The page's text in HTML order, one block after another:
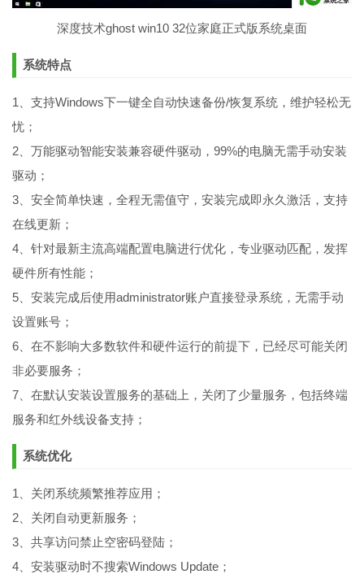
深度技术ghost win10 32位家庭正式版系统桌面
系统特点
1、支持Windows下一键全自动快速备份/恢复系统，维护轻松无
忧；
2、万能驱动智能安装兼容硬件驱动，99%的电脑无需手动安装
驱动；
3、安全简单快速，全程无需值守，安装完成即永久激活，支持
在线更新；
4、针对最新主流高端配置电脑进行优化，专业驱动匹配，发挥
硬件所有性能；
5、安装完成后使用administrator账户直接登录系统，无需手动
设置账号；
6、在不影响大多数软件和硬件运行的前提下，已经尽可能关闭
非必要服务；
7、在默认安装设置服务的基础上，关闭了少量服务，包括终端
服务和红外线设备支持；
系统优化
1、关闭系统频繁推荐应用；
2、关闭自动更新服务；
3、共享访问禁止空密码登陆；
4、安装驱动时不搜索Windows Update；